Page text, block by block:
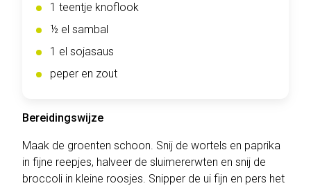
Bereidingswijze
Maak de groenten schoon. Snij de wortels en paprika
in fijne reepjes, halveer de sluimererwten en snij de
broccoli in kleine roosjes. Snipper de ui fijn en pers het
1 teentje knoflook
½ el sambal
1 el sojasaus
peper en zout